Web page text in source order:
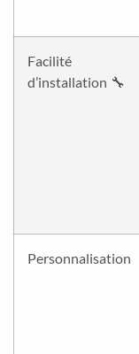
Facilité
d’installation 🔧
Personnalisation